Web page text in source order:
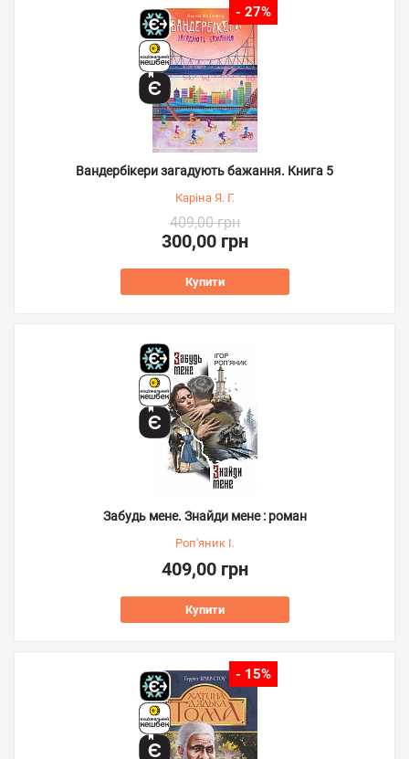
- 27%
Вандербікери загадують бажання. Книга 5
Каріна Я. Г.
409,00 грн
300,00 грн
Купити
Забудь мене. Знайди мене : роман
Роп'яник І.
409,00 грн
Купити
- 15%